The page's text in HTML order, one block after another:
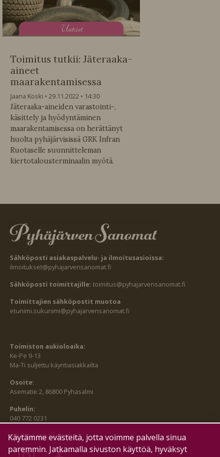
Uutiset
Toimitus tutkii: Jäteraaka-
aineet
maarakentamisessa
Jaana Koski 29.11.2022
14:30
Jäteraaka-aineiden varastointi-,
käsittely ja hyödyntäminen
maarakentamisessa on herättänyt
huolta pyhäjärvisissä GRK Infran
Ruotaselle suunnitteleman
kiertotalousterminaalin myötä.
Sähköposti asiakaspalvelu- ja ilmoitusasioissa:
ilmoitukset@pyhajarvensanomat.fi
Sähköposti toimittajille: toimitus@pyhajarvensanomat.fi
Toimittajien sähköpostit muotoa
etunimi.sukunimi@pyhajarvensanomat.fi
Toimiston aukioloaika:
Ke-Pe 9-13
Ma-Ti suljettu käyntiasiakkailta
Osoite:
Asematie 2, 86800 Pyhäsalmi
Puhelin:
040 772 0231
SEURAA MEITÄ MYÖS:
Käytämme evästeitä, jotta voimme palvella sinua
paremmin. Jatkamalla sivuston käyttöä, hyväksyt